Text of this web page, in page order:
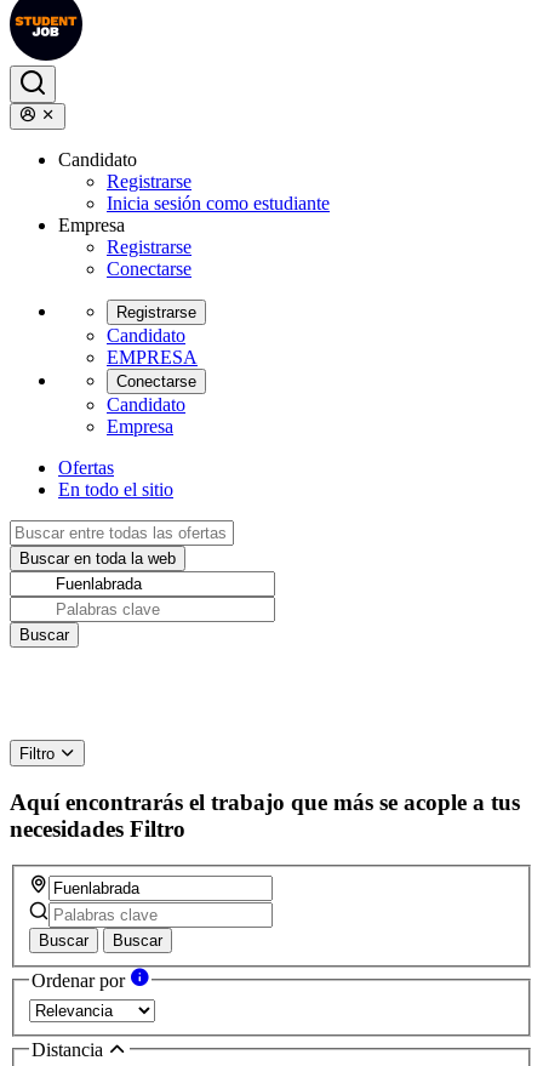
Candidato
Registrarse
Inicia sesión como estudiante
Empresa
Registrarse
Conectarse
Registrarse
Candidato
EMPRESA
Conectarse
Candidato
Empresa
Ofertas
En todo el sitio
Filtro
Aquí encontrarás el trabajo que más se acople a tus
necesidades Filtro
Buscar Buscar
Ordenar por
Distancia